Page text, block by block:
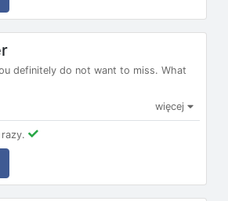
definitely do not want to miss. What
więcej